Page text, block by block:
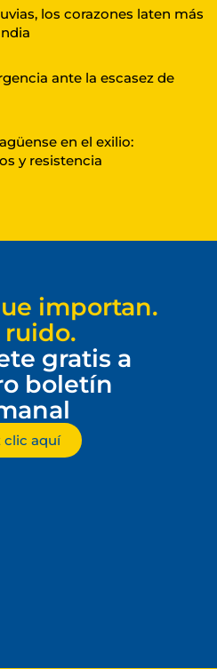
los corazones laten más
ante la escasez de
en el exilio:
y resistencia
importan.
ruido.
gratis a
boletín
clic aquí